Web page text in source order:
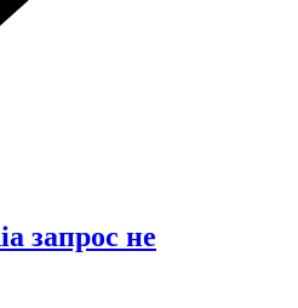
запрос не